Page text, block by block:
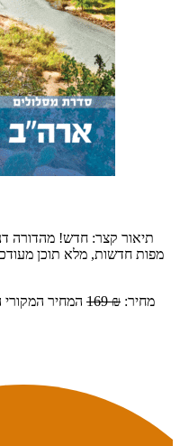
תיאור קצר: חדש! מהדורה
מפות חדשות, מלא תוכן
מחיר:
169₪ המחיר המקורי היה: